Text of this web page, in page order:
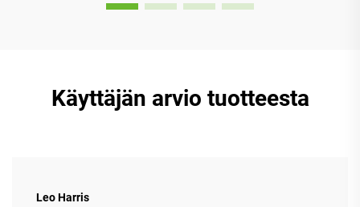
Käyttäjän arvio tuotteesta
Leo Harris